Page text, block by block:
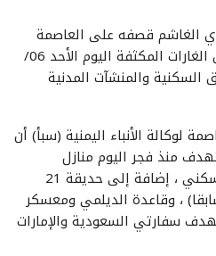
الغاشم قصفه على العاصمة
صنعاء واستهدف بسلسلة من الغارات المكثفة اليوم الأحد 06/
السكنية والمنشآت المدنية
لوكالة الأنباء اليمنية (سبأ) أن
منذ فجر اليوم منازل
مواطنين في حي النهضة السكني ، إضافة إلى حديقة 21
، وقاعدة الديلمي ومعسكر
سفارتي السعودية والإمارات